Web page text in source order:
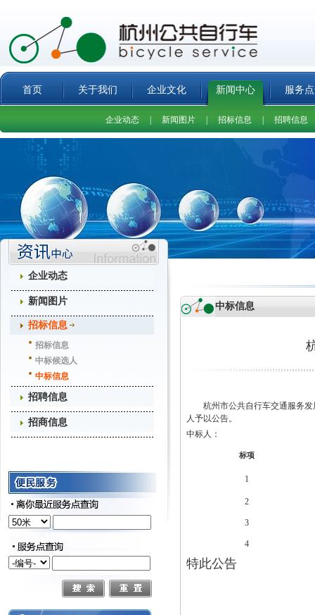
首页 关于我们 企业文化 新闻中心 服务
企业动态 新闻图片 招标信息 招聘信息
企业动态
新闻图片
招标信息
招标信息
中标候选人
中标信息
招聘信息
招商信息
中标信息
杭州市公共自行车交通服务
人予以公告。
中标人：
标项
1
2
3
4
特此公告